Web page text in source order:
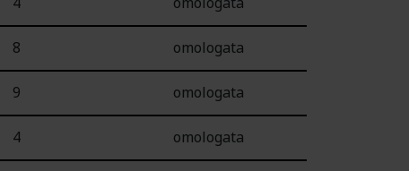
8 omologata
9 omologata
4 omologata